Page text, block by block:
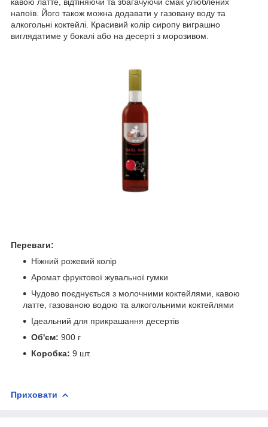
напоїв. Його також можна додавати у газовану воду та
алкогольні коктейлі. Красивий колір сиропу виграшно
виглядатиме у бокалі або на десерті з морозивом.
Переваги:
Ніжний рожевий колір
Аромат фруктової жувальної гумки
Чудово поєднується з молочними коктейлями, кавою
латте, газованою водою та алкогольними коктейлями
Ідеальний для прикрашання десертів
Об'єм: 900 г
Коробка: 9 шт.
Приховати